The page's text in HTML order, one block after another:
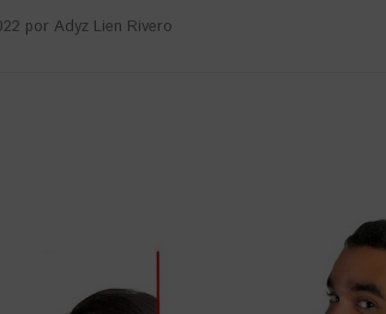
por Adyz Lien Rivero